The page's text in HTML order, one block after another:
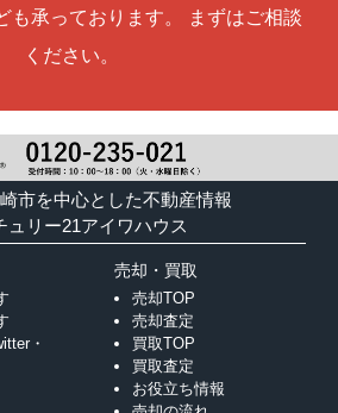
も承っております。 まずはご相談
ください。
市を中心とした不動産情報
ュリー21アイワハウス
・
売却・買取
売却TOP
売却査定
買取TOP
買取査定
お役立ち情報